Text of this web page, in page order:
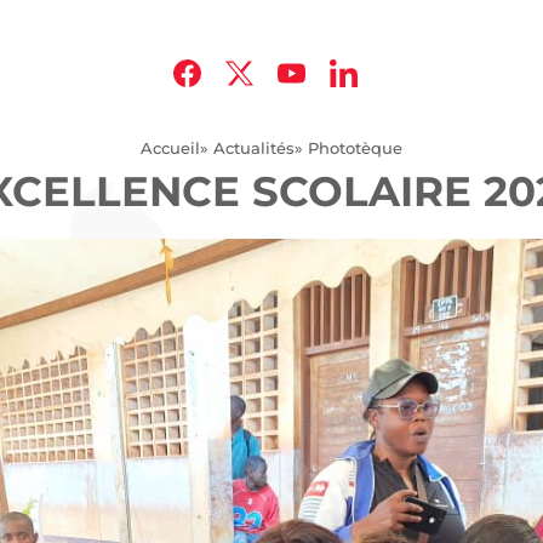
Accueil» Actualités» Phototèque
SCOLAIRE